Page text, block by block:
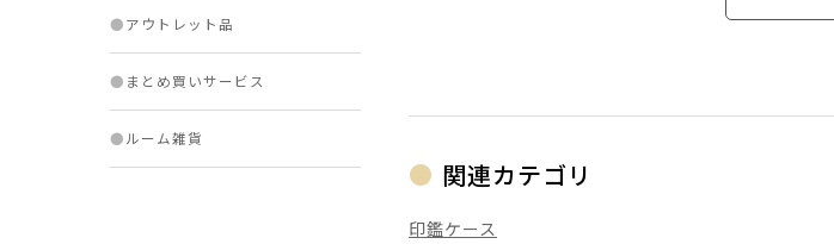
●アウトレット品
● まとめ買いサービス
●ルーム雑貨
関連カテゴリ
印鑑ケース